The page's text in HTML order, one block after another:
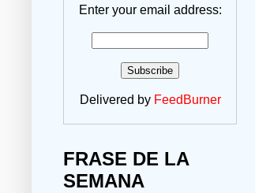
Enter your email address:
Delivered by FeedBurner
FRASE DE LA
SEMANA